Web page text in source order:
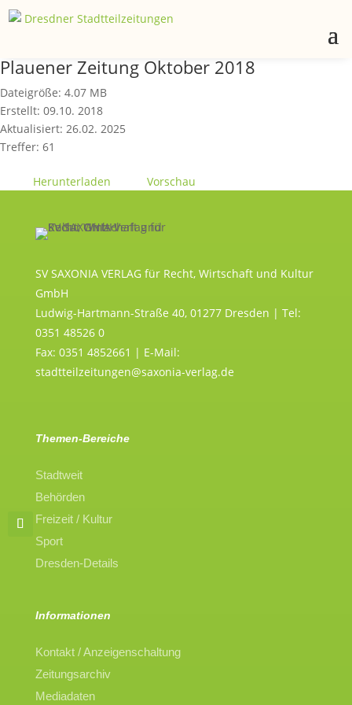
Plauener Zeitung Oktober 2018
Dateigröße: 4.07 MB
Erstellt: 09.10. 2018
Aktualisiert: 26.02. 2025
Treffer: 61
Herunterladen Vorschau
SV SAXONIA VERLAG für Recht, Wirtschaft und Kultur
GmbH
Ludwig-Hartmann-Straße 40, 01277 Dresden | Tel:
0351 48526 0
Fax: 0351 4852661 | E-Mail:
stadtteilzeitungen@saxonia-verlag.de
Themen-Bereiche
Stadtweit
Behörden
Freizeit / Kultur
Sport
Dresden-Details
Informationen
Kontakt / Anzeigenschaltung
Zeitungsarchiv
Mediadaten